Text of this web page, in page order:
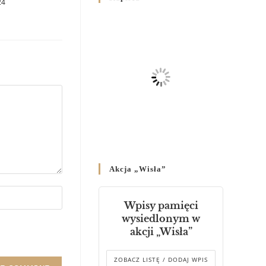
Родин
Справ Молоді та встановленя
складу Катихитичної Комісії
днях 2-12 липня 2024 р.”
Декрет єпископів
Перемисько-Варшавської
Митрополії стосовно
звершування Божественної
літургії
Akcja „Wisła”
Wpisy pamięci
wysiedlonym w
akcji „Wisła”
ZOBACZ LISTĘ / DODAJ WPIS